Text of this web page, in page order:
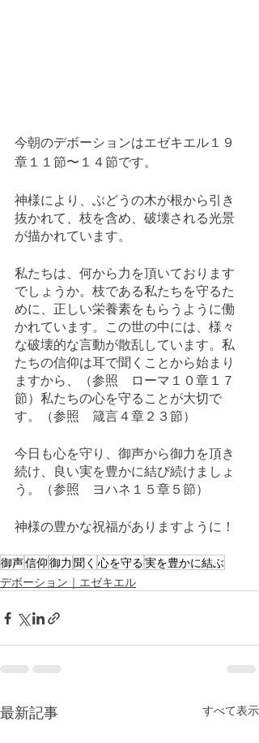
今朝のデボーションはエゼキエル１９
章１１節〜１４節です。
神様により、ぶどうの木が根から引き
抜かれて、枝を含め、破壊される光景
が描かれています。
私たちは、何から力を頂いております
でしょうか。枝である私たちを守るた
めに、正しい栄養素をもらうように働
かれています。この世の中には、様々
な破壊的な言動が散乱しています。私
たちの信仰は耳で聞くことから始まり
ますから、（参照　ローマ１０章１７
節）私たちの心を守ることが大切で
す。（参照　箴言４章２３節）
今日も心を守り、御声から御力を頂き
続け、良い実を豊かに結び続けましょ
う。（参照　ヨハネ１５章５節）
神様の豊かな祝福がありますように！
御声信仰御力 聞く 心を守る実を豊かに結ぶ
デボーション｜エゼキエル
最新記事 すべて表示